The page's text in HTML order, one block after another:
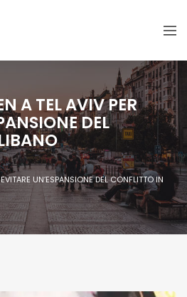
A TEL AVIV PER
DEL
UN’ESPANSIONE DEL CONFLITTO IN